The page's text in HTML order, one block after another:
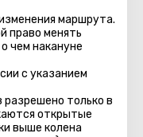
маршрута.
право менять
чем накануне
с указанием
только в
открытые
выше колена